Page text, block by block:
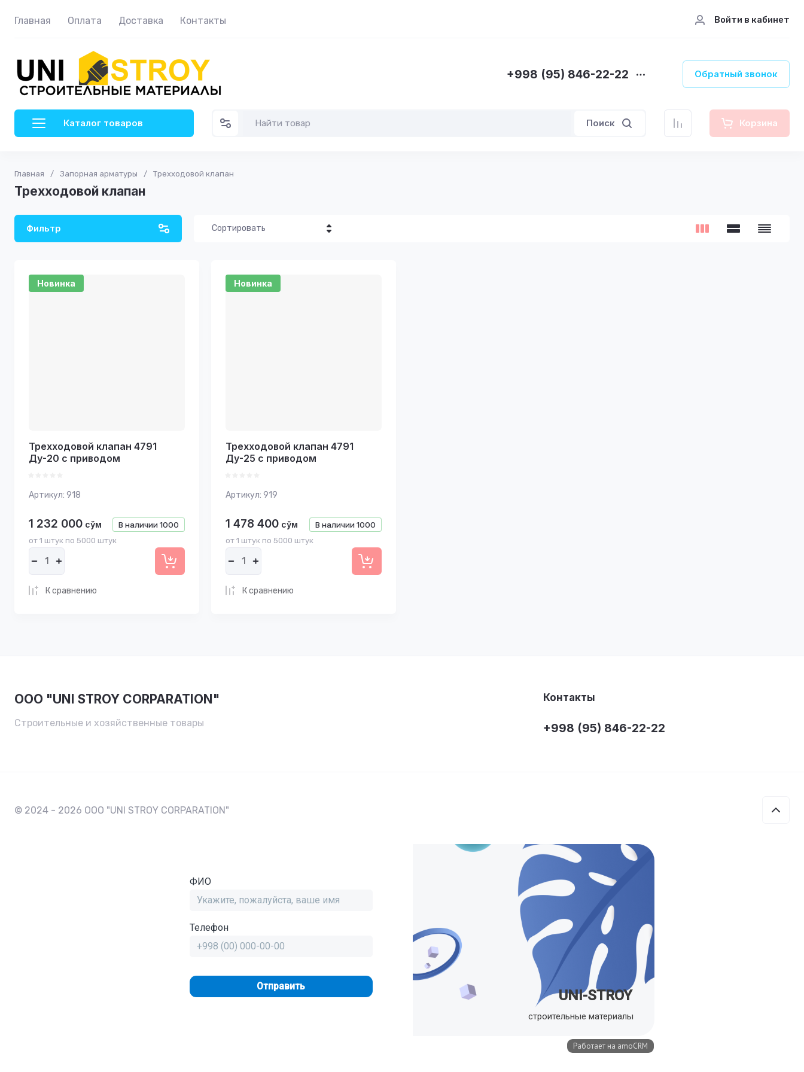
Главная Оплата Доставка Контакты Войти в кабинет
+998 (95) 846-22-22 Обратный звонок
Каталог товаров Поиск Корзина
Главная / Запорная арматуры / Трехходовой клапан
Трехходовой клапан
Фильтр Сортировать
Цена - возрастание
Новинка
Трехходовой клапан 4791
Ду-20 с приводом
Артикул: 918
В наличии 1000
1 232 000 сўм
от 1 штук по 5000 штук
К сравнению
Новинка
Трехходовой клапан 4791
Ду-25 с приводом
Артикул: 919
В наличии 1000
1 478 400 сўм
от 1 штук по 5000 штук
К сравнению
OOO "UNI STROY CORPARATION"
Строительные и хозяйственные товары
Контакты
+998 (95) 846-22-22
© 2024 - 2026 OOO "UNI STROY CORPARATION"